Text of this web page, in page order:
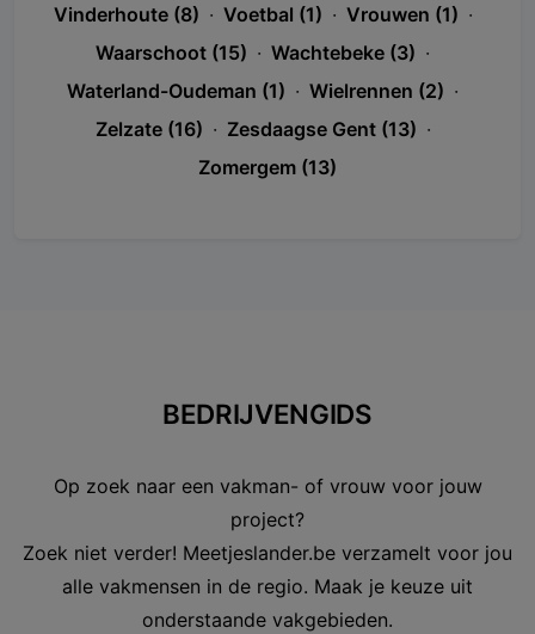
Vinderhoute (8) · Voetbal (1) · Vrouwen (1) ·
Waarschoot (15) · Wachtebeke (3) ·
Waterland-Oudeman (1) · Wielrennen (2) ·
Zelzate (16) · Zesdaagse Gent (13) ·
Zomergem (13)
BEDRIJVENGIDS
Op zoek naar een vakman- of vrouw voor jouw
project?
Zoek niet verder! Meetjeslander.be verzamelt voor jou
alle vakmensen in de regio. Maak je keuze uit
onderstaande vakgebieden.